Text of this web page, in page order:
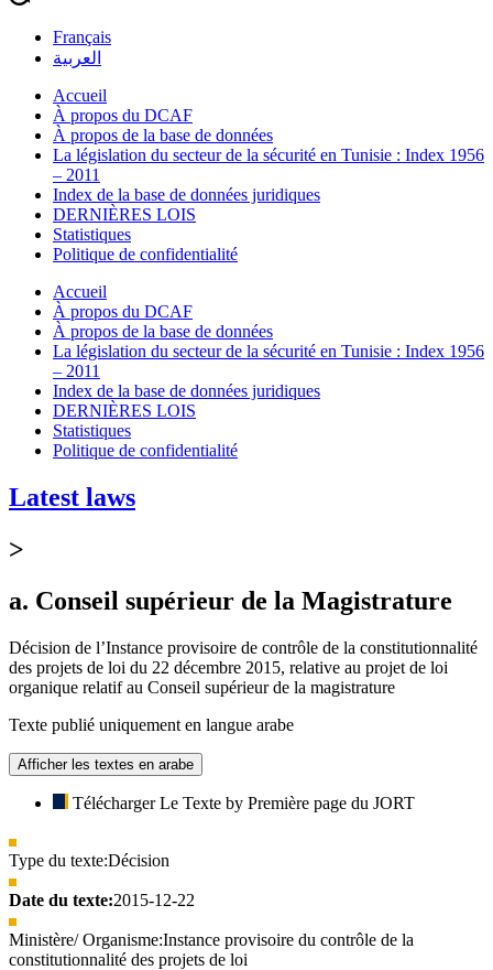
Français
العربية
Accueil
À propos du DCAF
À propos de la base de données
La législation du secteur de la sécurité en Tunisie : Index 1956
– 2011
Index de la base de données juridiques
DERNIÈRES LOIS
Statistiques
Politique de confidentialité
Accueil
À propos du DCAF
À propos de la base de données
La législation du secteur de la sécurité en Tunisie : Index 1956
– 2011
Index de la base de données juridiques
DERNIÈRES LOIS
Statistiques
Politique de confidentialité
Latest laws
>
a. Conseil supérieur de la Magistrature
Décision de l’Instance provisoire de contrôle de la constitutionnalité
des projets de loi du 22 décembre 2015, relative au projet de loi
organique relatif au Conseil supérieur de la magistrature
Texte publié uniquement en langue arabe
Afficher les textes en arabe
Télécharger Le Texte by Première page du JORT
Type du texte:Décision
Date du texte:2015-12-22
Ministère/ Organisme:Instance provisoire du contrôle de la
constitutionnalité des projets de loi